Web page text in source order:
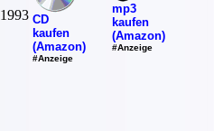
1993 CD
kaufen
(Amazon)
#Anzeige
mp3
kaufen
(Amazon)
#Anzeige